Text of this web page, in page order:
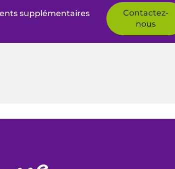
supplémentaires
Contactez-
nous